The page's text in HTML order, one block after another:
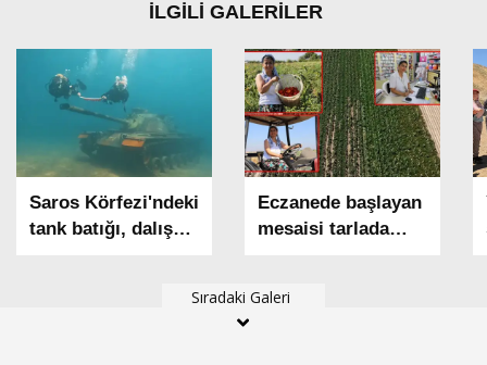
İLGİLİ GALERİLER
Sıradaki Galeri
Saros Körfezi'ndeki
tank batığı, dalış
Eczanede başlayan
mesaisi tarlada